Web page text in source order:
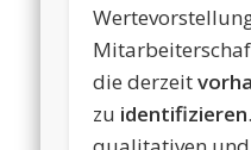
die derzeit
zu identifizieren